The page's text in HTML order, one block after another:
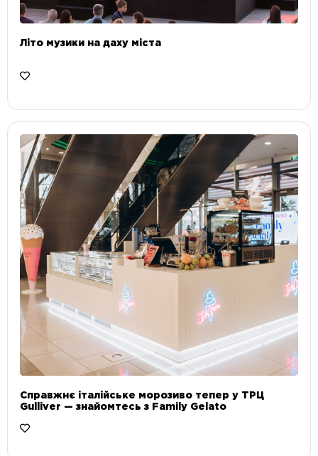
Літо музики на даху міста
Справжнє італійське морозиво тепер у ТРЦ
Gulliver — знайомтесь з Family Gelato